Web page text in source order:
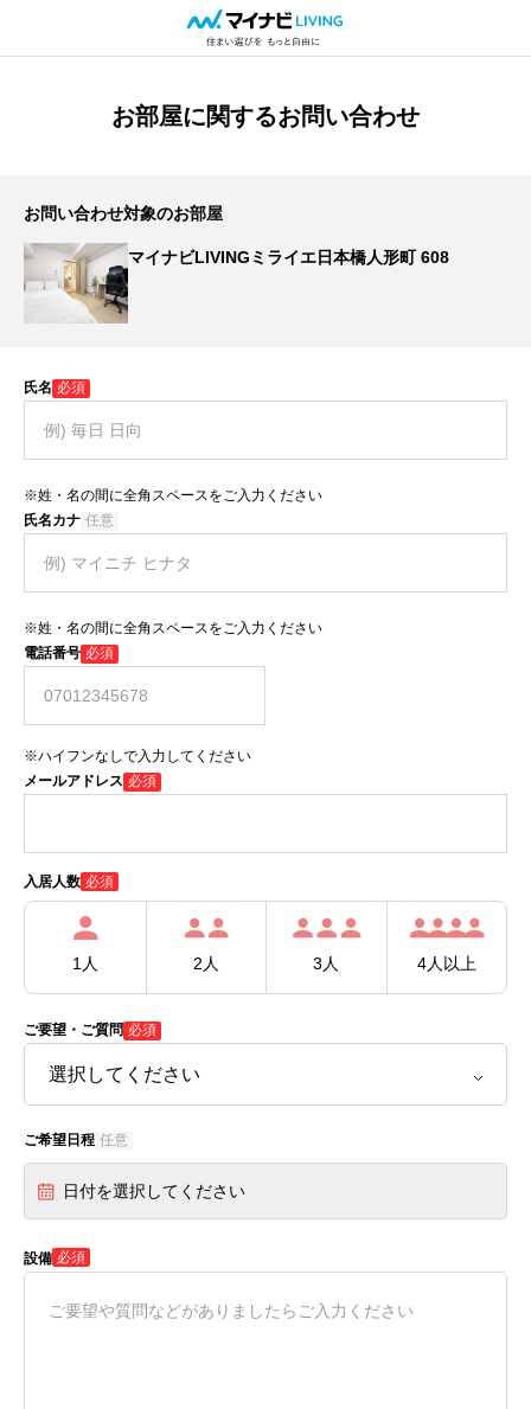
お部屋に関するお問い合わせ
お問い合わせ対象のお部屋
マイナビLIVINGミライエ日本橋人形町 608
氏名 必須
※姓・名の間に全角スペースをご入力ください
氏名カナ 任意
※姓・名の間に全角スペースをご入力ください
電話番号 必須
※ハイフンなしで入力してください
メールアドレス 必須
入居人数 必須
1人 2人 3人 4人以上
ご要望・ご質問 必須
ご希望日程 任意
日付を選択してください
設備 必須